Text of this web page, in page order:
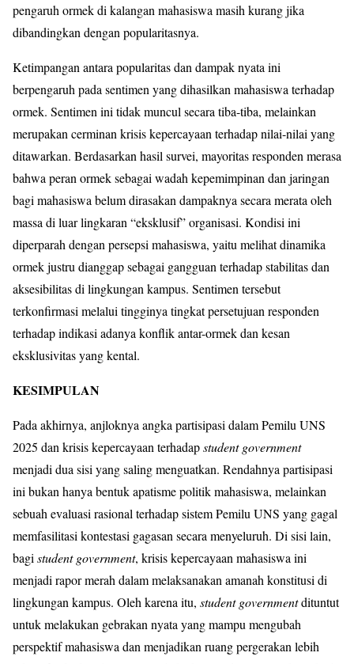
pengaruh ormek di kalangan mahasiswa masih kurang jika
dibandingkan dengan popularitasnya.
Ketimpangan antara popularitas dan dampak nyata ini
berpengaruh pada sentimen yang dihasilkan mahasiswa terhadap
ormek. Sentimen ini tidak muncul secara tiba-tiba, melainkan
merupakan cerminan krisis kepercayaan terhadap nilai-nilai yang
ditawarkan. Berdasarkan hasil survei, mayoritas responden merasa
bahwa peran ormek sebagai wadah kepemimpinan dan jaringan
bagi mahasiswa belum dirasakan dampaknya secara merata oleh
massa di luar lingkaran “eksklusif” organisasi. Kondisi ini
diperparah dengan persepsi mahasiswa, yaitu melihat dinamika
ormek justru dianggap sebagai gangguan terhadap stabilitas dan
aksesibilitas di lingkungan kampus. Sentimen tersebut
terkonfirmasi melalui tingginya tingkat persetujuan responden
terhadap indikasi adanya konflik antar-ormek dan kesan
eksklusivitas yang kental.
KESIMPULAN
Pada akhirnya, anjloknya angka partisipasi dalam Pemilu UNS
2025 dan krisis kepercayaan terhadapstudent government
menjadi dua sisi yang saling menguatkan. Rendahnya partisipasi
ini bukan hanya bentuk apatisme politik mahasiswa, melainkan
sebuah evaluasi rasional terhadap sistem Pemilu UNS yang gagal
memfasilitasi kontestasi gagasan secara menyeluruh. Di sisi lain,
bagi student government, krisis kepercayaan mahasiswa ini
menjadi rapor merah dalam melaksanakan amanah konstitusi di
lingkungan kampus. Oleh karena itu, student governmentdituntut
untuk melakukan gebrakan nyata yang mampu mengubah
perspektif mahasiswa dan menjadikan ruang pergerakan lebih